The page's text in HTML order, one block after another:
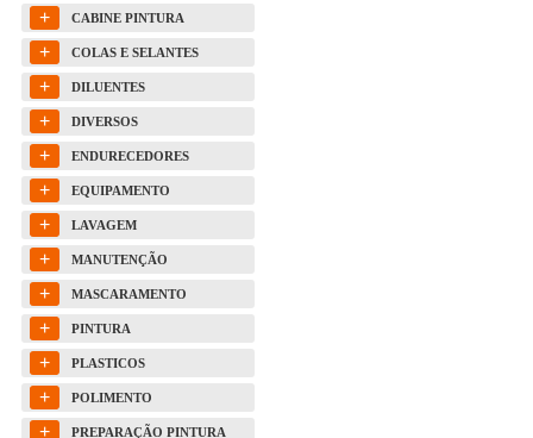
+ CABINE PINTURA
+ COLAS E SELANTES
+ DILUENTES
+ DIVERSOS
+ ENDURECEDORES
+ EQUIPAMENTO
+ LAVAGEM
+ MANUTENÇÃO
+ MASCARAMENTO
+ PINTURA
+ PLASTICOS
+ POLIMENTO
+ PREPARAÇÃO PINTURA